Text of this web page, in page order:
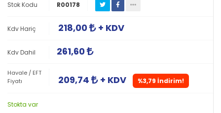
Stok Kodu R00178
Kdv Hariç 218,00 + KDV
Kdv Dahil 261,60
Havale / EFT
Fiyatı
209,74 + KDV %3,79 İndirim!
Stokta var